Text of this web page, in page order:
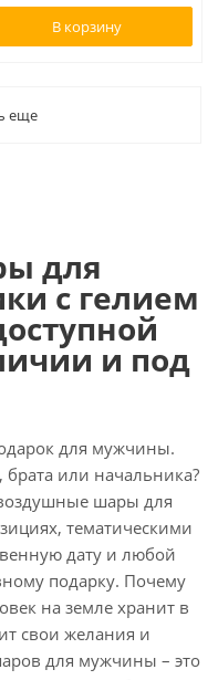
В корзину
еще
для
с гелием
и под
для мужчины.
или начальника?
шары для
тематическими
дату и любой
подарку. Почему
на земле хранит в
свои желания и
для мужчины – это